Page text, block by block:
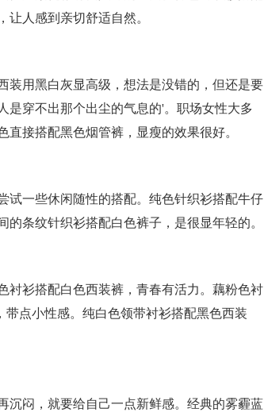
人感到亲切舒适自然。
装用黑白灰显高级，想法是没错的，但还是要
是穿不出那个出尘的气息的'。职场女性大多
接搭配黑色烟管裤，显瘦的效果很好。
试一些休闲随性的搭配。纯色针织衫搭配牛仔
条纹针织衫搭配白色裤子，是很显年轻的。
衬衫搭配白色西装裤，青春有活力。藕粉色衬
点小性感。纯白色领带衬衫搭配黑色西装
沉闷，就要给自己一点新鲜感。经典的雾霾蓝